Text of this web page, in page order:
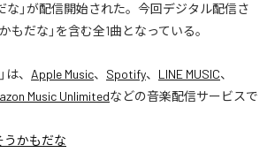
な」が配信開始された。今回デジタル配信さ
もだな」を含む全1曲となっている。
」は、 Apple Music、 Spotify、 LINE MUSIC、
Music Unlimitedなどの音楽配信サービスで
うかもだな